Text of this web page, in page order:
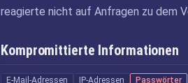
reagierte nicht auf Anfragen zu dem
Kompromittierte Informationen
E-Mail-Adressen IP-Adressen Passwörter